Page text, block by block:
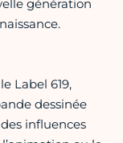
génération
Label 619,
dessinée
influences